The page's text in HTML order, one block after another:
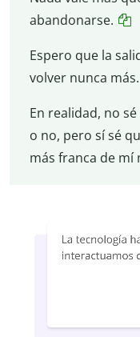
abandonarse.
Espero que la
volver nunca más.
En realidad, no
o no, pero sí sé
más franca de mí